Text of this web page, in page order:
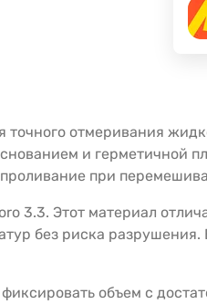
отмеривания
и герметичной
при
3.3. Этот материал
без риска разрушения.
объем с